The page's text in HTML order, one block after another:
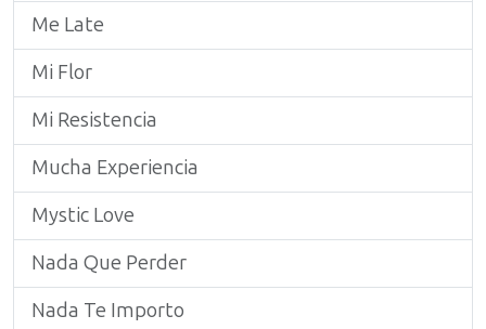
Me Late
Mi Flor
Mi Resistencia
Mucha Experiencia
Mystic Love
Nada Que Perder
Nada Te Importo